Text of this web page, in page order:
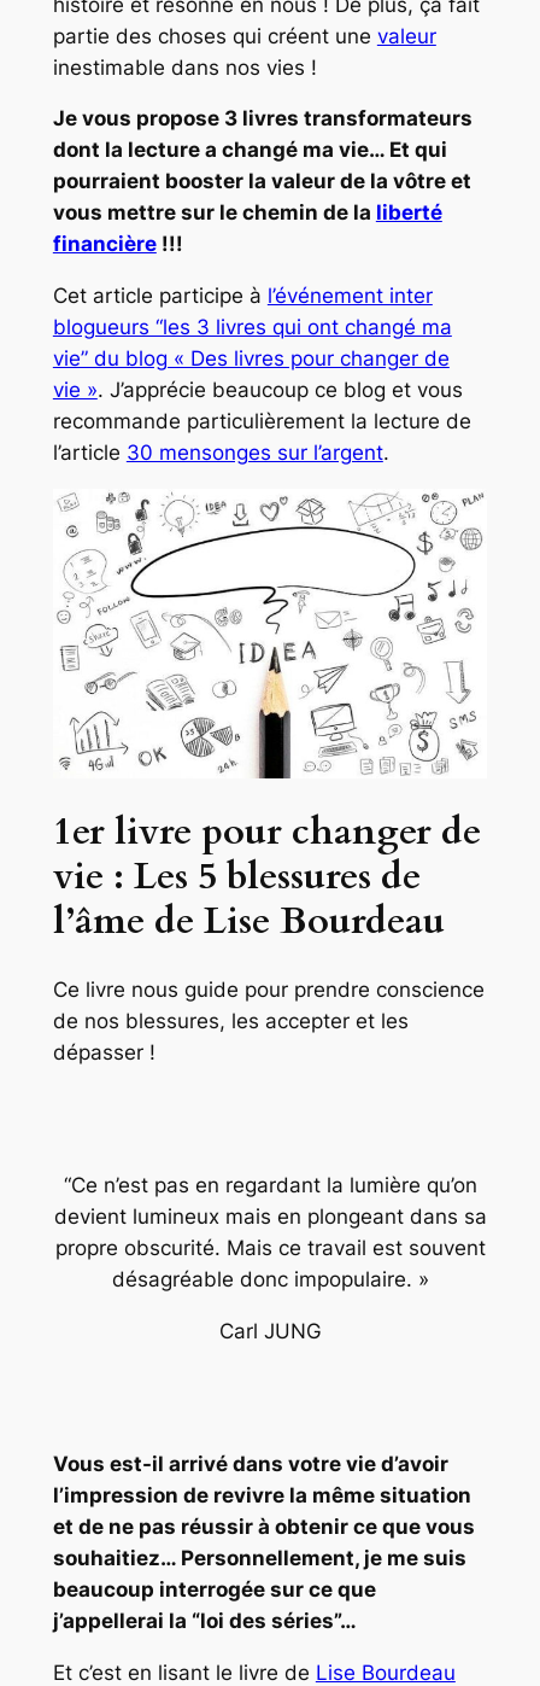
partie des choses qui créent une valeur
inestimable dans nos vies !
Je vous propose 3 livres transformateurs
dont la lecture a changé ma vie… Et qui
pourraient booster la valeur de la vôtre et
vous mettre sur le chemin de la liberté
financière!!!
Cet article participe à l’événement inter
blogueurs “les 3 livres qui ont changé ma
vie” du blog « Des livres pour changer de
vie ». J’apprécie beaucoup ce blog et vous
recommande particulièrement la lecture de
l’article 30 mensonges sur l’argent.
1er livre pour changer de
vie : Les 5 blessures de
l’âme de Lise Bourdeau
Ce livre nous guide pour prendre conscience
de nos blessures, les accepter et les
dépasser !
“Ce n’est pas en regardant la lumière qu’on
devient lumineux mais en plongeant dans sa
propre obscurité. Mais ce travail est souvent
désagréable donc impopulaire. »
Carl JUNG
Vous est-il arrivé dans votre vie d’avoir
l’impression de revivre la même situation
et de ne pas réussir à obtenir ce que vous
souhaitiez… Personnellement, je me suis
beaucoup interrogée sur ce que
j’appellerai la “loi des séries”…
Et c’est en lisant le livre de Lise Bourdeau